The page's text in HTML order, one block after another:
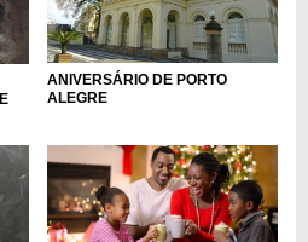
ANIVERSÁRIO DE PORTO
ALEGRE